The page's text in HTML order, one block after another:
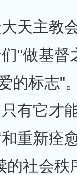
天主教
"做基督
的标志"
有它才
重新痊
的社会秩